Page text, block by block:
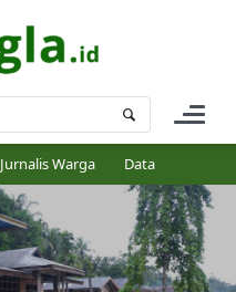
Jurnalis Warga Data